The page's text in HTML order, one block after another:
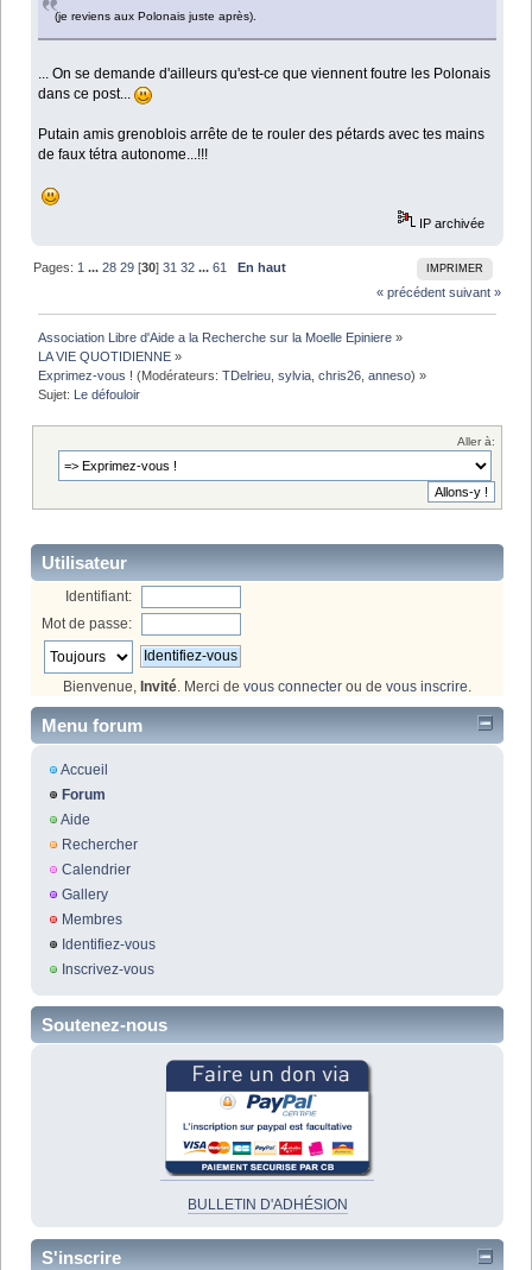
(je reviens aux Polonais juste après).
... On se demande d'ailleurs qu'est-ce que viennent foutre les Polonais
dans ce post...
Putain amis grenoblois arrête de te rouler des pétards avec tes mains
de faux tétra autonome...!!!
IP archivée
IMPRIMER
Pages: 1 ...28 29 [30]31 32 ...61
En haut
« précédent suivant »
Association Libre d'Aide a la Recherche sur la Moelle Epiniere »
LA VIE QUOTIDIENNE »
Exprimez-vous ! (Modérateurs:TDelrieu ,sylvia ,chris26 ,anneso) »
Sujet: Le défouloir
Aller à:
Utilisateur
Identifiant:
Mot de passe:
Bienvenue, Invité. Merci de vous connecter ou de vous inscrire.
Menu forum
Accueil
Forum
Aide
Rechercher
Calendrier
Gallery
Membres
Identifiez-vous
Inscrivez-vous
Soutenez-nous
BULLETIN D'ADHÉSION
S'inscrire